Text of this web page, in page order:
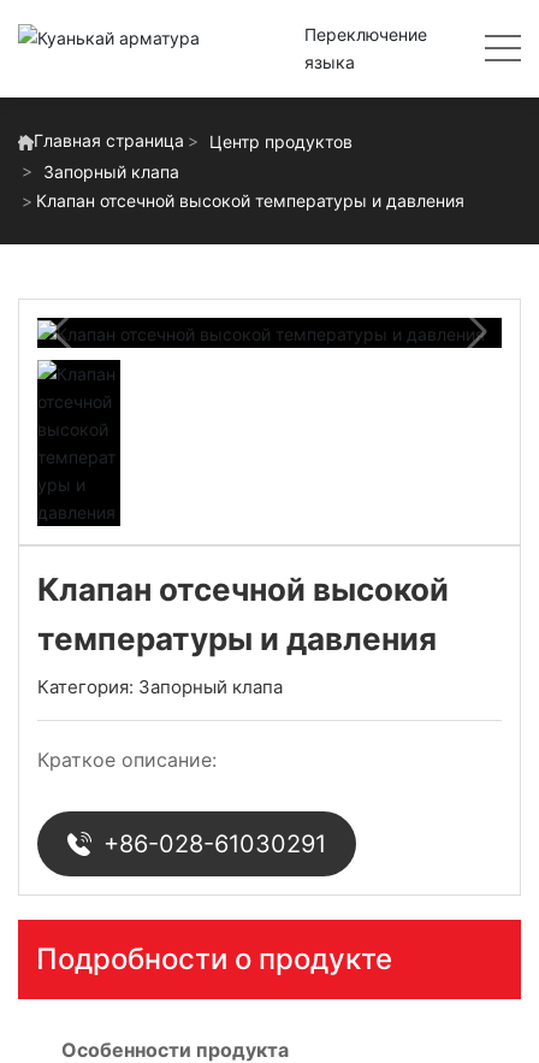
Переключение
языка
Главная страница
Центр продуктов
Запорный клапа
Клапан отсечной высокой температуры и давления
Клапан отсечной высокой
температуры и давления
Категория: Запорный клапа
Краткое описание:
+86-028-61030291
Подробности о продукте
Особенности продукта